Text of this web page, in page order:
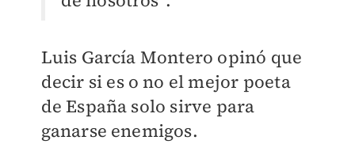
Luis García Montero opinó que
decir si es o no el mejor poeta
de España solo sirve para
ganarse enemigos.